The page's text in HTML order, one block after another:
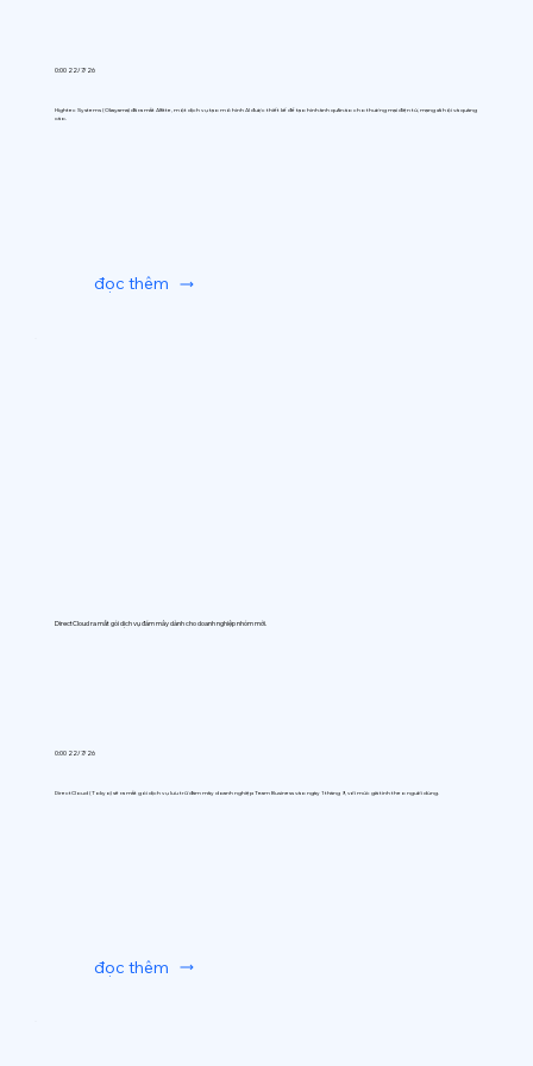
0:00 22/7/26
Hightec Systems (Okayama) đã ra mắt AIfitte, một dịch vụ tạo mô hình AI được thiết kế để tạo hình ảnh quần áo cho thương mại điện tử, mạng xã hội và quảng
cáo.
đọc thêm
DirectCloud ra mắt gói dịch vụ đám mây dành cho doanh nghiệp nhóm mới.
0:00 22/7/26
DirectCloud (Tokyo) sẽ ra mắt gói dịch vụ lưu trữ đám mây doanh nghiệp Team Business vào ngày 1 tháng 9, với mức giá tính theo người dùng.
đọc thêm